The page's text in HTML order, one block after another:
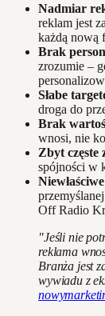
Nadmiar
reklam jest
każdą nową
Brak
zrozumie –
Słabe
droga do
Brak
wnosi, nie
Zbyt częste
spójności w
Off Radio
"Jeśli nie
reklama
Branża jest
wywiadu z